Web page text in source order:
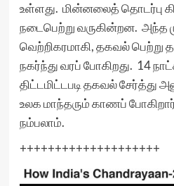
உள்ளது. மின்னலைத் தொடர்பு
நடைபெற்று வருகின்றன. அந்த
வெற்றிகரமாகி, தகவல் பெற்று
நகர்ந்து வரப் போகிறது. 14
திட்டமிட்டபடி தகவல் சேர்த்து
உலக மாந்தரும் காணப் போகிறார்
நம்பலாம்.
++++++++++++++++++++